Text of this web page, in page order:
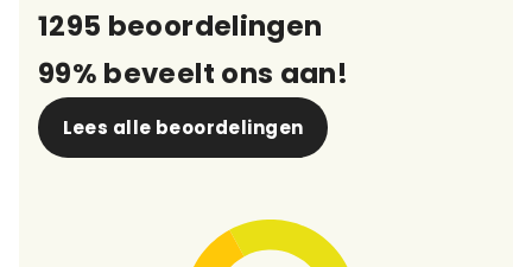
1295 beoordelingen
99% beveelt ons aan!
Lees alle beoordelingen